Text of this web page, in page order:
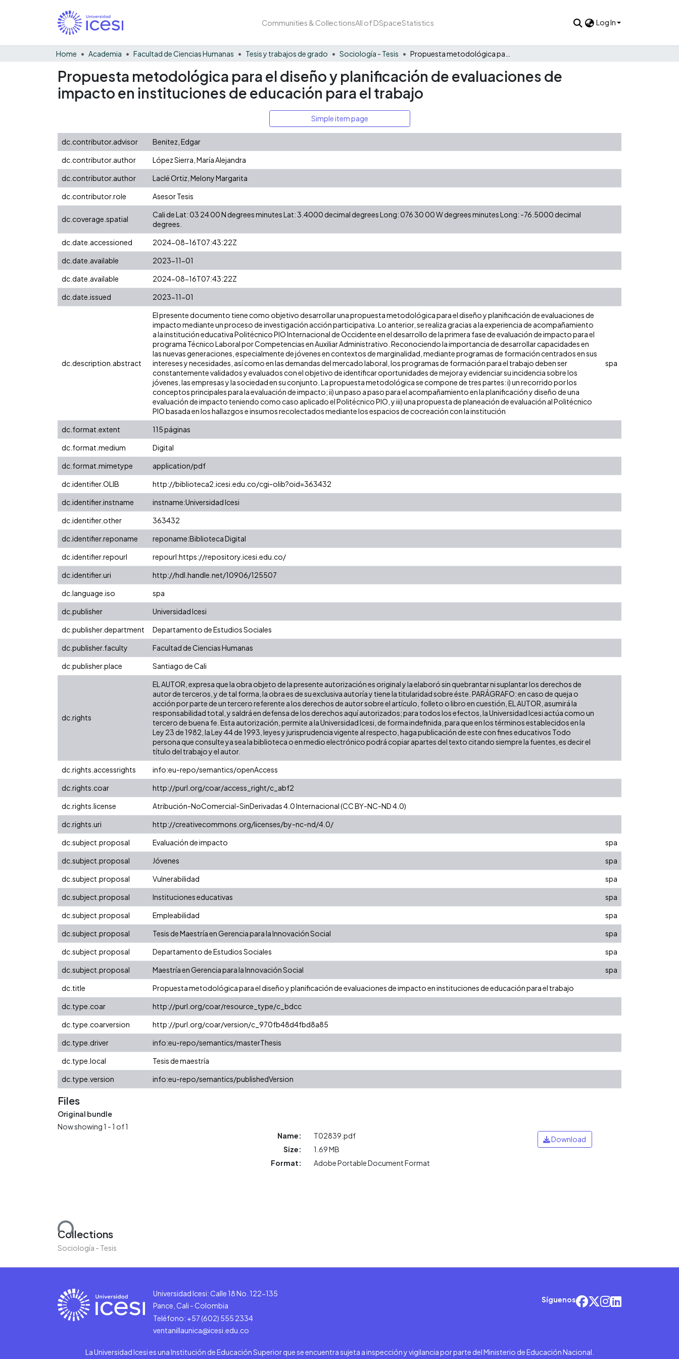
Communities & CollectionsAll of DSpaceStatistics Log In
Home Academia Facultad de Ciencias Humanas Tesis y trabajos de grado Sociología - Tesis
Propuesta metodológica para el diseño y planificación de evaluaciones de
impacto en instituciones de educación para el trabajo
Simple item page
dc.contributor.advisor
Benitez, Edgar
dc.contributor.author
López Sierra, María Alejandra
dc.contributor.author
Laclé Ortiz, Melony Margarita
dc.contributor.role
Asesor Tesis
dc.coverage.spatial
Cali de Lat: 03 24 00 N degrees minutes Lat: 3.4000 decimal degrees Long: 076 30 00 W degrees minutes Long: -76.5000 decimal
degrees.
dc.date.accessioned
2024-08-16T07:43:22Z
dc.date.available
2023-11-01
dc.date.available
2024-08-16T07:43:22Z
dc.date.issued
2023-11-01
dc.description.abstract
El presente documento tiene como objetivo desarrollar una propuesta metodológica para el diseño y planificación de evaluaciones de
impacto mediante un proceso de investigación acción participativa. Lo anterior, se realiza gracias a la experiencia de acompañamiento
a la institución educativa Politécnico PIO Internacional de Occidente en el desarrollo de la primera fase de evaluación de impacto para el
programa Técnico Laboral por Competencias en Auxiliar Administrativo. Reconociendo la importancia de desarrollar capacidades en
las nuevas generaciones, especialmente de jóvenes en contextos de marginalidad, mediante programas de formación centrados en sus
intereses y necesidades, así como en las demandas del mercado laboral, los programas de formación para el trabajo deben ser
constantemente validados y evaluados con el objetivo de identificar oportunidades de mejora y evidenciar su incidencia sobre los
jóvenes, las empresas y la sociedad en su conjunto. La propuesta metodológica se compone de tres partes: i) un recorrido por los
conceptos principales para la evaluación de impacto; ii) un paso a paso para el acompañamiento en la planificación y diseño de una
evaluación de impacto teniendo como caso aplicado el Politécnico PIO, y iii) una propuesta de planeación de evaluación al Politécnico
PIO basada en los hallazgos e insumos recolectados mediante los espacios de cocreación con la institución
spa
dc.format.extent
115 páginas
dc.format.medium
Digital
dc.format.mimetype
application/pdf
dc.identifier.OLIB
http://biblioteca2.icesi.edu.co/cgi-olib?oid=363432
dc.identifier.instname
instname:Universidad Icesi
dc.identifier.other
363432
dc.identifier.reponame
reponame:Biblioteca Digital
dc.identifier.repourl
repourl:https://repository.icesi.edu.co/
dc.identifier.uri
http://hdl.handle.net/10906/125507
dc.language.iso
spa
dc.publisher
Universidad Icesi
dc.publisher.department
Departamento de Estudios Sociales
dc.publisher.faculty
Facultad de Ciencias Humanas
dc.publisher.place
Santiago de Cali
dc.rights
EL AUTOR, expresa que la obra objeto de la presente autorización es original y la elaboró sin quebrantar ni suplantar los derechos de
autor de terceros, y de tal forma, la obra es de su exclusiva autoría y tiene la titularidad sobre éste. PARÁGRAFO: en caso de queja o
acción por parte de un tercero referente a los derechos de autor sobre el artículo, folleto o libro en cuestión, EL AUTOR, asumirá la
responsabilidad total, y saldrá en defensa de los derechos aquí autorizados; para todos los efectos, la Universidad Icesi actúa como un
tercero de buena fe. Esta autorización, permite a la Universidad Icesi, de forma indefinida, para que en los términos establecidos en la
Ley 23 de 1982, la Ley 44 de 1993, leyes y jurisprudencia vigente al respecto, haga publicación de este con fines educativos Todo
persona que consulte ya sea la biblioteca o en medio electrónico podrá copiar apartes del texto citando siempre la fuentes, es decir el
título del trabajo y el autor.
dc.rights.accessrights
info:eu-repo/semantics/openAccess
dc.rights.coar
http://purl.org/coar/access_right/c_abf2
dc.rights.license
Atribución-NoComercial-SinDerivadas 4.0 Internacional (CC BY-NC-ND 4.0)
dc.rights.uri
http://creativecommons.org/licenses/by-nc-nd/4.0/
dc.subject.proposal
Evaluación de impacto
spa
dc.subject.proposal
Jóvenes
spa
dc.subject.proposal
Vulnerabilidad
spa
dc.subject.proposal
Instituciones educativas
spa
dc.subject.proposal
Empleabilidad
spa
dc.subject.proposal
Tesis de Maestría en Gerencia para la Innovación Social
spa
dc.subject.proposal
Departamento de Estudios Sociales
spa
dc.subject.proposal
Maestría en Gerencia para la Innovación Social
spa
dc.title
Propuesta metodológica para el diseño y planificación de evaluaciones de impacto en instituciones de educación para el trabajo
dc.type.coar
http://purl.org/coar/resource_type/c_bdcc
dc.type.coarversion
http://purl.org/coar/version/c_970fb48d4fbd8a85
dc.type.driver
info:eu-repo/semantics/masterThesis
dc.type.local
Tesis de maestría
dc.type.version
info:eu-repo/semantics/publishedVersion
Files
Original bundle
Now showing1 - 1 of 1
Loading...
Name:
T02839.pdf
Size:
1.69 MB
Format:
Adobe Portable Document Format
Download
Collections
Sociología - Tesis
Universidad Icesi: Calle 18 No. 122-135
Pance, Cali - Colombia
Teléfono: +57 (602) 555 2334
ventanillaunica@icesi.edu.co
Síguenos
La Universidad Icesi es una Institución de Educación Superior que se encuentra sujeta a inspección y vigilancia por parte del Ministerio de Educación Nacional.